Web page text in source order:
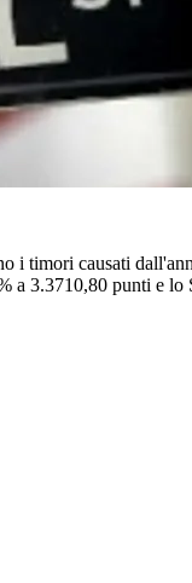
i timori causati
3.3710,80 punti e